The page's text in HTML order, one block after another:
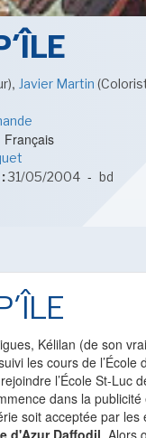
ET SÉRIES
ACTUALITÉS DE
LES RUBRIQUES
, Javier Martin
Français
31/05/2004 - bd
Kélilan (de son
les cours de l’École
l’École St-Luc
dans la publicité
soit acceptée par les
d'Azur Daffodil. Alors